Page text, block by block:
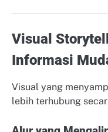
Visual
Informasi
Visual yang
lebih terhubung